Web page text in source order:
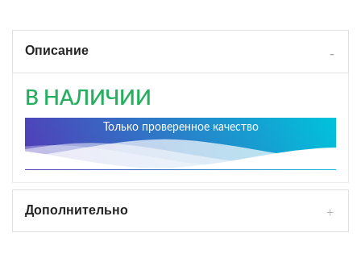
Описание
В НАЛИЧИИ
Только проверенное качество
Дополнительно